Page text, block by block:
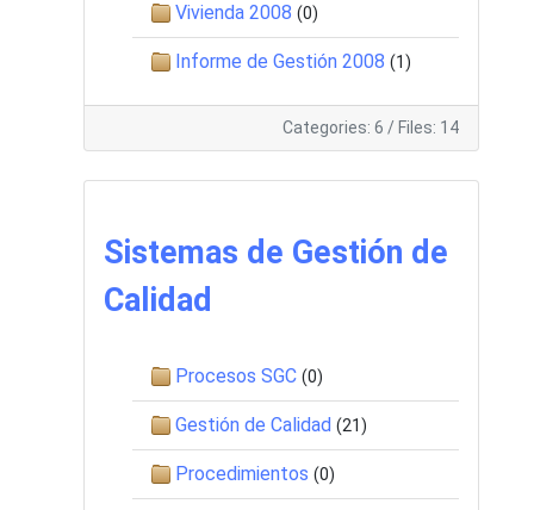
Vivienda 2008 (0)
Informe de Gestión 2008 (1)
Categories: 6 / Files: 14
Sistemas de Gestión de
Calidad
Procesos SGC (0)
Gestión de Calidad (21)
Procedimientos (0)